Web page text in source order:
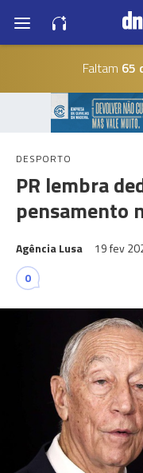
Faltam 65
DESPORTO
PR lembra
pensamento
Agência Lusa 19 fev
0